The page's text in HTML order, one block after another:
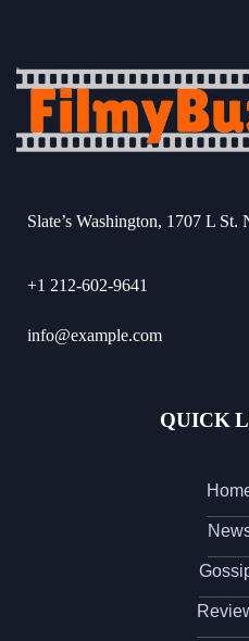
Slate’s Washington, 1707 L
+1 212-602-9641
info@example.com
QUICK